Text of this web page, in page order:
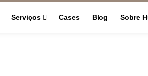
Serviços Cases Blog Sobre